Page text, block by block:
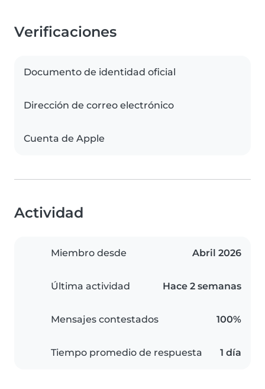
Verificaciones
Documento de identidad oficial
Dirección de correo electrónico
Cuenta de Apple
Actividad
Miembro desde Abril 2026
Última actividad Hace 2 semanas
Mensajes contestados 100%
Tiempo promedio de respuesta 1 día